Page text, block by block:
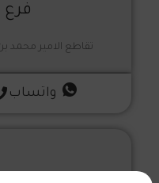
فرع
تقاطع الامير محمد
واتساب